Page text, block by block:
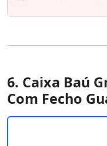
6. Caixa Baú
Com Fecho